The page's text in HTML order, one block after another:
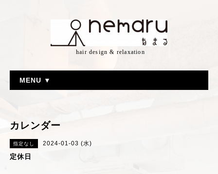
hair design & relaxation
MENU ▼
カレンダー
指定なし 2024-01-03 (水)
定休日